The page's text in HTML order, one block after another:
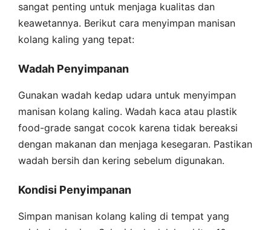
sangat penting untuk menjaga kualitas dan
keawetannya. Berikut cara menyimpan manisan
kolang kaling yang tepat:
Wadah Penyimpanan
Gunakan wadah kedap udara untuk menyimpan
manisan kolang kaling. Wadah kaca atau plastik
food-grade sangat cocok karena tidak bereaksi
dengan makanan dan menjaga kesegaran. Pastikan
wadah bersih dan kering sebelum digunakan.
Kondisi Penyimpanan
Simpan manisan kolang kaling di tempat yang